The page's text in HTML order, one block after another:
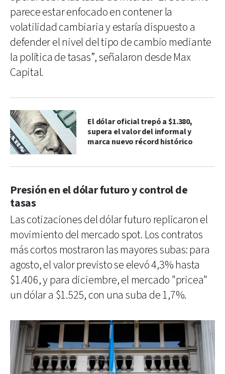
parece estar enfocado en contener la
volatilidad cambiaria y estaría dispuesto a
defender el nivel del tipo de cambio mediante
la política de tasas”, señalaron desde Max
Capital.
El dólar oficial trepó a $1.380,
supera el valor del informal y
marca nuevo récord histórico
Presión en el dólar futuro y control de
tasas
Las cotizaciones del dólar futuro replicaron el
movimiento del mercado spot. Los contratos
más cortos mostraron las mayores subas: para
agosto, el valor previsto se elevó 4,3% hasta
$1.406, y para diciembre, el mercado "pricea"
un dólar a $1.525, con una suba de 1,7%.